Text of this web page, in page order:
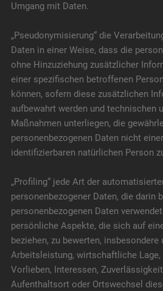
Umgang mit Daten.
„Pseudonymisierung“ die
Daten in einer Weise, dass die
ohne Hinzuziehung zusätzlicher
einer spezifischen betroffenen
können, sofern diese zusätzlichen
aufbewahrt werden und technischen
Maßnahmen unterliegen, die
personenbezogenen Daten nicht
identifizierbaren natürlichen Person
„Profiling“ jede Art der
personenbezogener Daten, die darin
personenbezogenen Daten
persönliche Aspekte, die sich auf
beziehen, zu bewerten,
Arbeitsleistung, wirtschaftliche
Vorlieben, Interessen,
Aufenthaltsort oder Ortswechsel